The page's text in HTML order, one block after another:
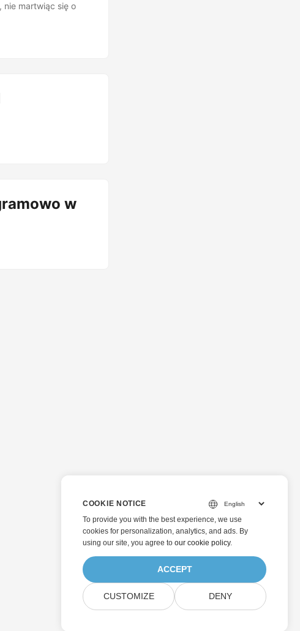
nie martwiąc się o
w
COOKIE NOTICE
To provide you with the best experience, we use
cookies for personalization, analytics, and ads. By
using our site, you agree to our cookie policy.
ACCEPT
CUSTOMIZE DENY